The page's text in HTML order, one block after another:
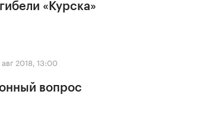
«Курска»
авг 2018, 13:00
вопрос